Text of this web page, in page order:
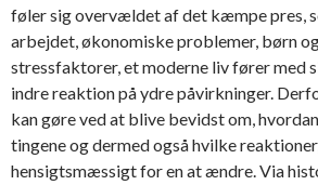
føler sig overvældet af det kæmpe pres,
arbejdet, økonomiske problemer, børn
stressfaktorer, et moderne liv fører med
indre reaktion på ydre påvirkninger.
kan gøre ved at blive bevidst om,
tingene og dermed også hvilke
hensigtsmæssigt for en at ændre. Via